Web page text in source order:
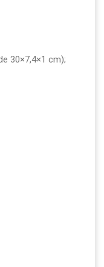
30×7,4×1 cm);